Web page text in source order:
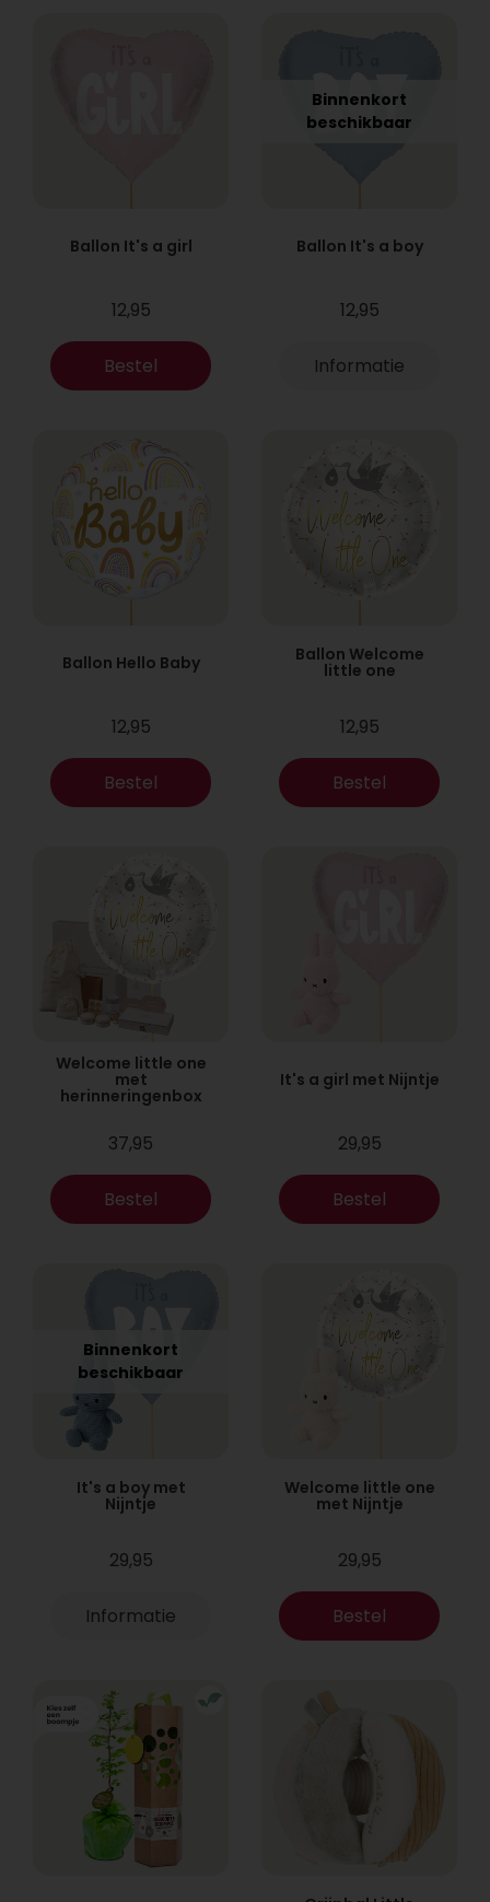
Ballon It's a girl
12,95
Bestel
Binnenkort
beschikbaar
Ballon It's a boy
12,95
Informatie
Ballon Hello Baby
12,95
Bestel
Ballon Welcome
little one
12,95
Bestel
Welcome little one
met
herinneringenbox
37,95
Bestel
It's a girl met Nijntje
29,95
Bestel
Binnenkort
beschikbaar
It's a boy met
Nijntje
29,95
Informatie
Welcome little one
met Nijntje
29,95
Bestel